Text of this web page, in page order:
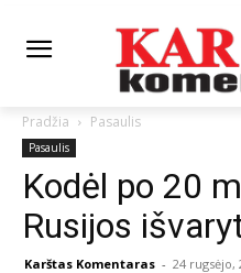
Pradžia Pasaulis
Pasaulis
Kodėl po 20
Rusijos
Karštas Komentaras - 24 rugsėjo,